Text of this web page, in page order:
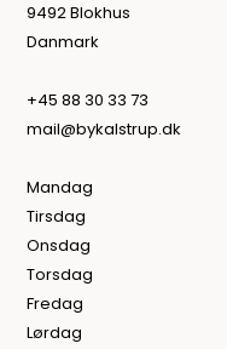
9492 Blokhus
Danmark
+45 88 30 33 73
mail@bykalstrup.dk
Mandag
Tirsdag
Onsdag
Torsdag
Fredag
Lørdag